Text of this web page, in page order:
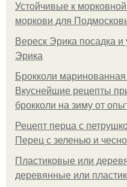
Устойчивые к
моркови для
Вереск Эрика посадка
Эрика
Брокколи
Вкуснейшие рецепты
брокколи на зиму от
Рецепт перца с
Перец с зеленью и
Пластиковые или
деревянные или